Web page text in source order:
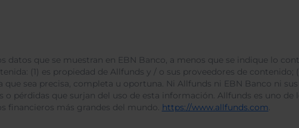
datos que se muestran en EBN Banco, a menos que se indique lo
(1) es propiedad de Allfunds y / o sus proveedores de
que sea precisa, completa u oportuna. Ni Allfunds ni EBN Banco ni
o pérdidas que surjan del uso de esta información. Allfunds es uno
financieros más grandes del mundo. https://www.allfunds.com.